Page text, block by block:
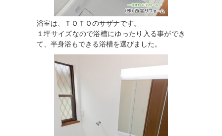
浴室は、ＴＯＴＯのサザナです。
１坪サイズなので浴槽にゆったり入る事ができ
て、半身浴もできる浴槽を選びました。